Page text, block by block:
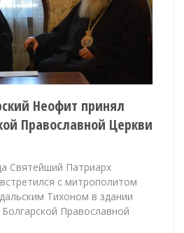
Неофит принял
Православной Церкви
Святейший Патриарх
с митрополитом
Тихоном в здании
Православной